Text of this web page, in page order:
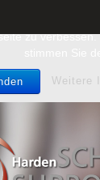
Cookies um
zu
Weitere